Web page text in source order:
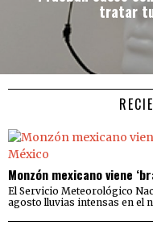
tratar
Monzón mexicano viene
El Servicio Meteorológico
agosto lluvias intensas en el